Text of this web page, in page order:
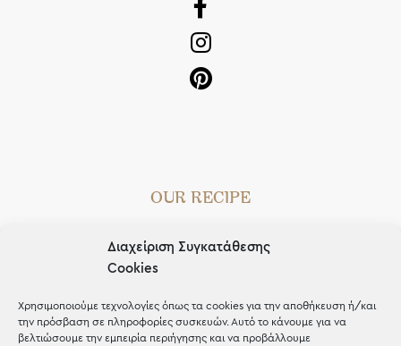
Διαχείριση Συγκατάθεσης
Cookies
Χρησιμοποιούμε τεχνολογίες όπως τα cookies για την αποθήκευση ή/και
την πρόσβαση σε πληροφορίες συσκευών. Αυτό το κάνουμε για να
βελτιώσουμε την εμπειρία περιήγησης και να προβάλλουμε
OUR RECIPE
Blog
Shop the look